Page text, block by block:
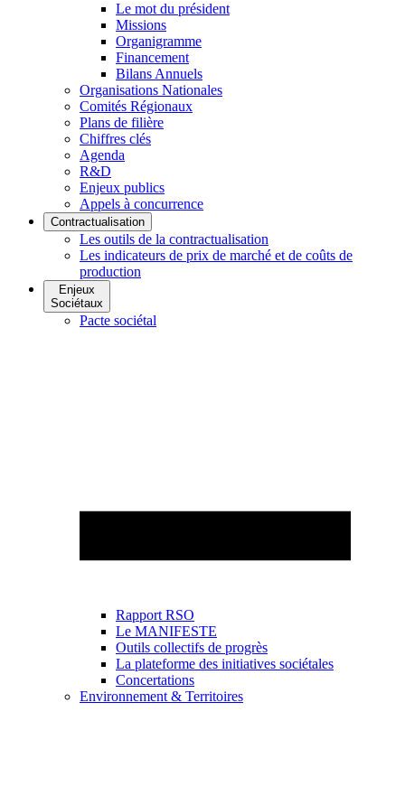
Le mot du président
Missions
Organigramme
Financement
Bilans Annuels
Organisations Nationales
Comités Régionaux
Plans de filière
Chiffres clés
Agenda
R&D
Enjeux publics
Appels à concurrence
Contractualisation
Les outils de la contractualisation
Les indicateurs de prix de marché et de coûts de
production
Enjeux
Sociétaux
Pacte sociétal
Rapport RSO
Le MANIFESTE
Outils collectifs de progrès
La plateforme des initiatives sociétales
Concertations
Environnement & Territoires